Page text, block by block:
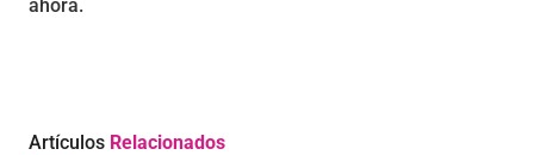
ahora.
Artículos Relacionados